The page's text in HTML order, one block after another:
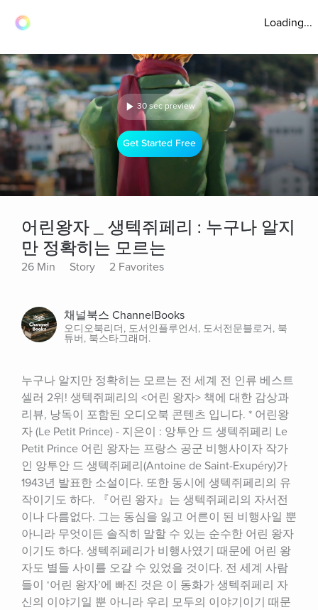
Loading...
30 sec preview
Get Started Free
어린왕자 _ 생텍쥐페리 : 누구나 알지
만 정확히는 모르는
26 Min Story 2 Favorites
채널북스 ChannelBooks
오디오북리더, 도서인플루언서, 도서전문블로거, 북
튜버, 북스타그래머.
누구나 알지만 정확히는 모르는 전 세계 전 인류 베스트
셀러 2위! 생텍쥐페리의 <어린 왕자> 책에 대한 감상과
리뷰, 낭독이 포함된 오디오북 콘텐츠 입니다. * 어린왕
자 (Le Petit Prince) - 지은이 : 앙투안 드 생텍쥐페리 Le
Petit Prince 어린 왕자는 프랑스 공군 비행사이자 작가
인 앙투안 드 생텍쥐페리(Antoine de Saint-Exupéry)가
1943년 발표한 소설이다. 또한 동시에 생텍쥐페리의 유
작이기도 하다. 『어린 왕자』는 생텍쥐페리의 자서전
이나 다름없다. 그는 동심을 잃고 어른이 된 비행사일 뿐
아니라 무엇이든 솔직히 말할 수 있는 순수한 어린 왕자
이기도 하다. 생텍쥐페리가 비행사였기 때문에 어린 왕
자도 별들 사이를 오갈 수 있었을 것이다. 전 세계 사람
들이 ‘어린 왕자’에 빠진 것은 이 동화가 생텍쥐페리 자
신의 이야기일 뿐 아니라 우리 모두의 이야기이기 때문